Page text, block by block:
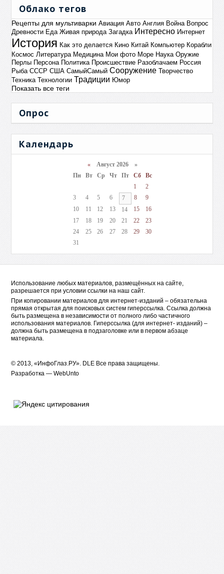
Облако тегов
Рецепты для мультиварки Авиация Авто Англия Война Вопрос
Древности Еда Живая природа Загадка Интересно Интернет
История Как это делается Кино Китай Компьютер Корабли
Космос Литература Медицина Мои фото Море Наука Оружие
Перлы Персона Политика Происшествие Разоблачаем Россия
Рыба СССР США СамыйСамый Сооружение Творчество
Техника Технологии Традиции Юмор
Показать все теги
Опрос
Календарь
«Август 2026 »
Пн
Вт Ср Чт Пт Сб
Вс
1
2
3
4 5 6 7 8
9
10
11 12 13 14 15
16
17
18 19 20 21 22
23
24
25 26 27 28 29
30
31
Использование любых материалов, размещённых на сайте,
разрешается при условии ссылки на наш сайт.
При копировании материалов для интернет-изданий – обязательна
прямая открытая для поисковых систем гиперссылка. Ссылка должна
быть размещена в независимости от полного либо частичного
использования материалов. Гиперссылка (для интернет- изданий) –
должна быть размещена в подзаголовке или в первом абзаце
материала.
© 2013, «ИнфоГлаз.РУ». DLE Все права защищены.
Разработка —WebUnto